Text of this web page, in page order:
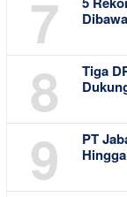
7
8
Tiga
9
PT